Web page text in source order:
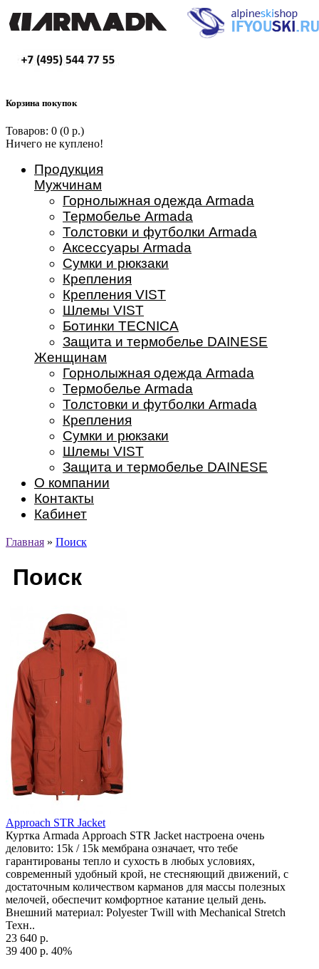
Корзина покупок
Товаров: 0 (0 р.)
Ничего не куплено!
Продукция
Мужчинам
Горнолыжная одежда Armada
Термобелье Armada
Толстовки и футболки Armada
Аксессуары Armada
Сумки и рюкзаки
Крепления
Крепления VIST
Шлемы VIST
Ботинки TECNICA
Защита и термобелье DAINESE
Женщинам
Горнолыжная одежда Armada
Термобелье Armada
Толстовки и футболки Armada
Крепления
Сумки и рюкзаки
Шлемы VIST
Защита и термобелье DAINESE
О компании
Контакты
Кабинет
Главная » Поиск
Поиск
Approach STR Jacket
Куртка Armada Approach STR Jacket настроена очень
деловито: 15k / 15k мембрана означает, что тебе
гарантированы тепло и сухость в любых условиях,
современный удобный крой, не стесняющий движений, с
достаточным количеством карманов для массы полезных
мелочей, обеспечит комфортное катание целый день.
Внешний материал: Polyester Twill with Mechanical Stretch
Техн..
23 640 р.
39 400 р. 40%